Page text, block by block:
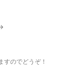
のでどうぞ！